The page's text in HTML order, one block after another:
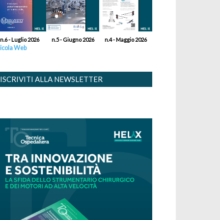
n.6 - Luglio 2026 n.5 - Giugno 2026 n.4 - Maggio 2026
Web
ISCRIVITI ALLA NEWSLETTER